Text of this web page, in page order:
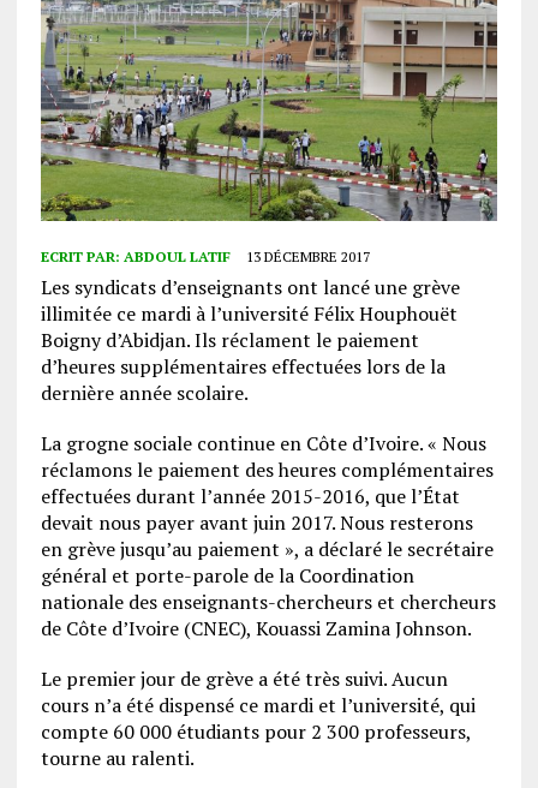
ECRIT PAR: ABDOUL LATIF 13 DÉCEMBRE 2017
Les syndicats d’enseignants ont lancé une grève
illimitée ce mardi à l’université Félix Houphouët
Boigny d’Abidjan. Ils réclament le paiement
d’heures supplémentaires effectuées lors de la
dernière année scolaire.
La grogne sociale continue en Côte d’Ivoire. « Nous
réclamons le paiement des heures complémentaires
effectuées durant l’année 2015-2016, que l’État
devait nous payer avant juin 2017. Nous resterons
en grève jusqu’au paiement », a déclaré le secrétaire
général et porte-parole de la Coordination
nationale des enseignants-chercheurs et chercheurs
de Côte d’Ivoire (CNEC), Kouassi Zamina Johnson.
Le premier jour de grève a été très suivi. Aucun
cours n’a été dispensé ce mardi et l’université, qui
compte 60 000 étudiants pour 2 300 professeurs,
tourne au ralenti.